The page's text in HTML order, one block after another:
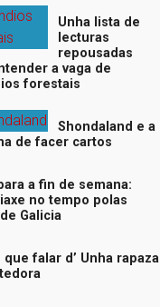
Unha lista de
lecturas
repousadas
a vaga de
forestais
Shondaland e a
de facer cartos
a fin de semana:
no tempo polas
Galicia
que falar d’ Unha rapaza